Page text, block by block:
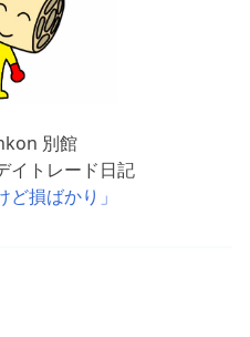
別館
イトレード日記
ど損ばかり」